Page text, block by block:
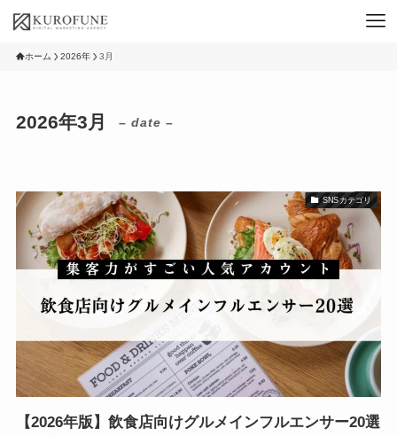
ホーム 2026年 3月
2026年3月 – date –
SNSカテゴリ
【2026年版】飲食店向けグルメインフルエンサー20選